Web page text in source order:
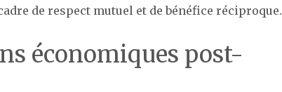
de respect mutuel et de bénéfice réciproque.
économiques post-